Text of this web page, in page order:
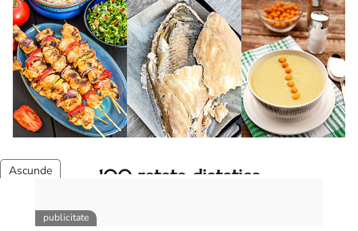
100 retete dietetice
dietetice. Idei retete dietetice. 100 Retete mancare